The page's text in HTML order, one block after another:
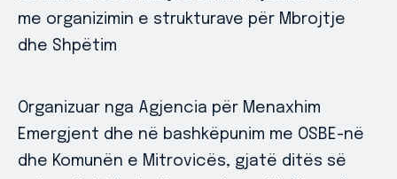
me organizimin e strukturave për Mbrojtje
dhe Shpëtim
Organizuar nga Agjencia për Menaxhim
Emergjent dhe në bashkëpunim me OSBE-në
dhe Komunën e Mitrovicës, gjatë ditës së